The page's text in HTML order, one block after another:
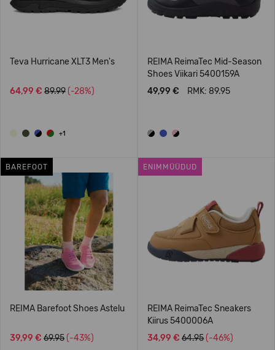
Teva Hurricane XLT3 Men's
64,99 € 89.99 (-28%)
+1
REIMA ReimaTec Mid-Season
Shoes Viikari 5400159A
49,99 €
RMK: 89.95
BAREFOOT
REIMA Barefoot Shoes Astelu
39,99 € 69.95 (-43%)
ENIMMÜÜDUD
REIMA ReimaTec Sneakers
Kiirus 5400006A
34,99 € 64.95 (-46%)